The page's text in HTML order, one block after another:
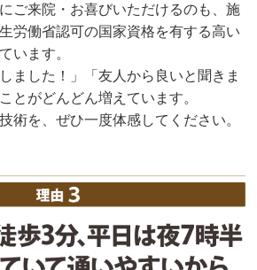
ご来院・お喜びいただけるのも、施
労働省認可の国家資格を有する高い
います。
ました！」「友人から良いと聞きま
とがどんどん増えています。
術を、ぜひ一度体感してください。